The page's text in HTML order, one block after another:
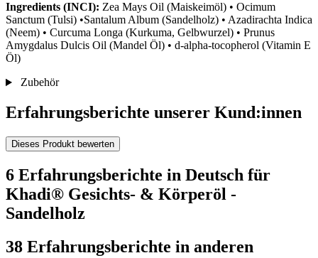
Ingredients (INCI): Zea Mays Oil (Maiskeimöl) • Ocimum
Sanctum (Tulsi) •Santalum Album (Sandelholz) • Azadirachta Indica
(Neem) • Curcuma Longa (Kurkuma, Gelbwurzel) • Prunus
Amygdalus Dulcis Oil (Mandel Öl) • d-alpha-tocopherol (Vitamin E
Öl)
Zubehör
Erfahrungsberichte unserer Kund:innen
Dieses Produkt bewerten
6 Erfahrungsberichte in Deutsch für
Khadi® Gesichts- & Körperöl -
Sandelholz
38 Erfahrungsberichte in anderen